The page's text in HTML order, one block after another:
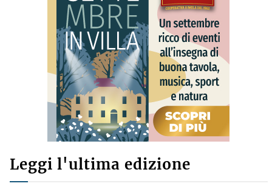
Leggi l'ultima edizione